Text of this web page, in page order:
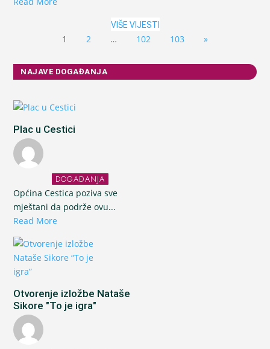
VIŠE VIJESTI
1 2 … 102 103 »
NAJAVE DOGAĐANJA
Plac u Cestici
DOGAĐANJA
Općina Cestica poziva sve
mještani da podrže ovu...
Read More
Otvorenje izložbe Nataše
Sikore "To je igra"